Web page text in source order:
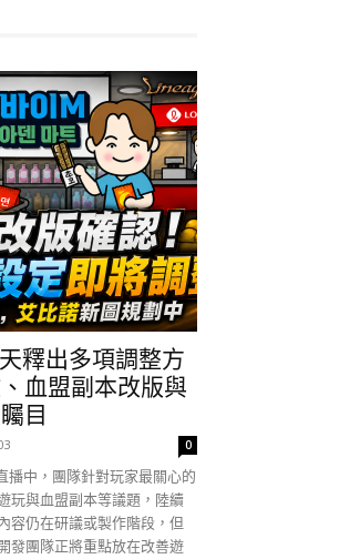
釋出多項調整方
血盟副本改版與
目
0
播中，團隊針對玩家最關心的
玩與血盟副本等議題，陸續
容仍在研議或製作階段，但
發團隊正將重點放在改善遊